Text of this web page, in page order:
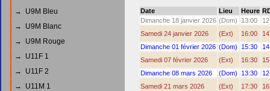
→ U9M Bleu
→ U9M Blanc
→ U9M Rouge
→ U11F 1
→ U11F 2
→ U11M 1
Date Lieu Heure
Dimanche 18 janvier 2026 (Dom) 13:00
Samedi 24 janvier 2026
(Ext) 16:00
Dimanche 01 février 2026 (Dom) 15:30
Samedi 07 février 2026
(Ext) 16:30
Dimanche 08 mars 2026
(Dom) 13:30
Samedi 21 mars 2026
(Ext) 17:30